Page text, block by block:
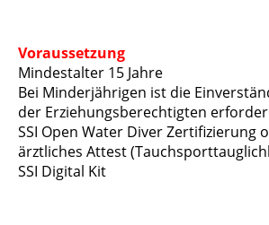
Voraussetzung
Mindestalter 15 Jahre
Bei Minderjährigen ist die
der Erziehungsberechtigten
SSI Open Water Diver Zertifizierung
ärztliches Attest
SSI Digital Kit